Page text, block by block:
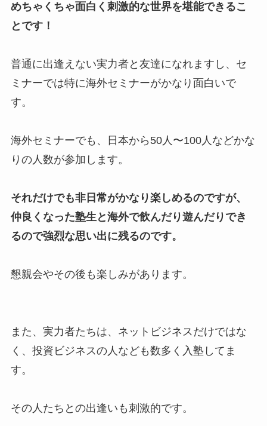
めちゃくちゃ面白く刺激的な世界を堪能できるこ
とです！
普通に出逢えない実力者と友達になれますし、セ
ミナーでは特に海外セミナーがかなり面白いで
す。
海外セミナーでも、日本から50人〜100人などかな
りの人数が参加します。
それだけでも非日常がかなり楽しめるのですが、
仲良くなった塾生と海外で飲んだり遊んだりでき
るので強烈な思い出に残るのです。
懇親会やその後も楽しみがあります。
また、実力者たちは、ネットビジネスだけではな
く、投資ビジネスの人なども数多く入塾してま
す。
その人たちとの出逢いも刺激的です。